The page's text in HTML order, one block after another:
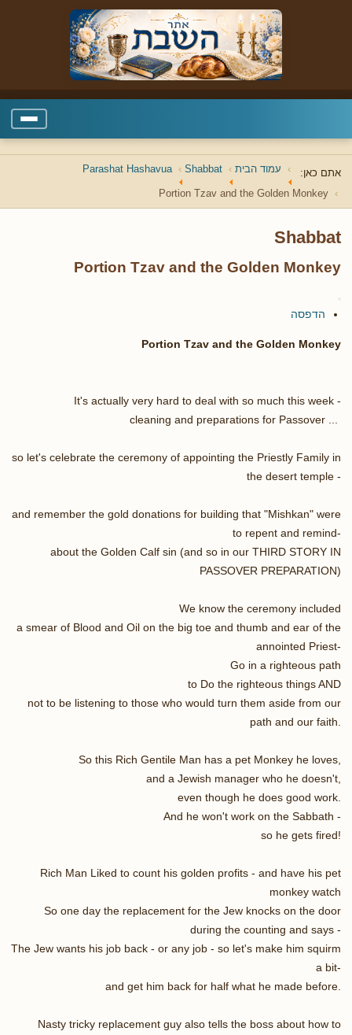
אתם כאן: עמוד הבית Shabbat
Parashat Hashavua
Portion Tzav and the Golden Monkey
Shabbat
Portion Tzav and the Golden Monkey
הדפסה
Portion Tzav and the Golden Monkey
It's actually very hard to deal with so much this week -
cleaning and preparations for Passover ...
so let's celebrate the ceremony of appointing the Priestly Family in
the desert temple -
and remember the gold donations for building that "Mishkan" were
to repent and remind-
about the Golden Calf sin (and so in our THIRD STORY IN
PASSOVER PREPARATION)
We know the ceremony included
a smear of Blood and Oil on the big toe and thumb and ear of the
annointed Priest-
Go in a righteous path
to Do the righteous things AND
not to be listening to those who would turn them aside from our
path and our faith.
So this Rich Gentile Man has a pet Monkey he loves,
and a Jewish manager who he doesn't,
even though he does good work.
And he won't work on the Sabbath -
so he gets fired!
Rich Man Liked to count his golden profits - and have his pet
monkey watch
So one day the replacement for the Jew knocks on the door
during the counting and says -
The Jew wants his job back - or any job - so let's make him squirm
a bit-
and get him back for half what he made before.
Nasty tricky replacement guy also tells the boss about how to